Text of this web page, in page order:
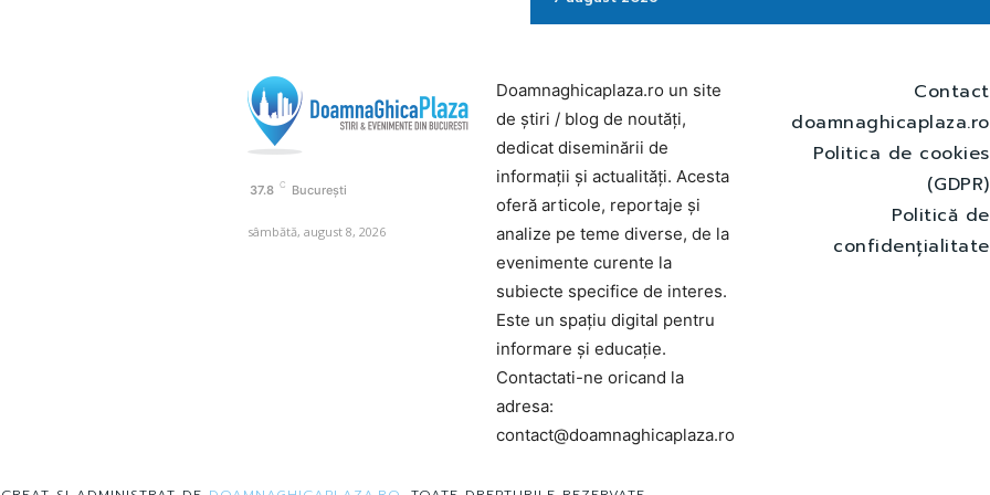
37.8 C București
sâmbătă, august 8, 2026
Doamnaghicaplaza.ro un site
de știri / blog de noutăți,
dedicat diseminării de
informații și actualități. Acesta
oferă articole, reportaje și
analize pe teme diverse, de la
evenimente curente la
subiecte specifice de interes.
Este un spațiu digital pentru
informare și educație.
Contactati-ne oricand la
adresa:
contact@doamnaghicaplaza.ro
Contact
doamnaghicaplaza.ro
Politica de cookies
(GDPR)
Politică de
confidențialitate